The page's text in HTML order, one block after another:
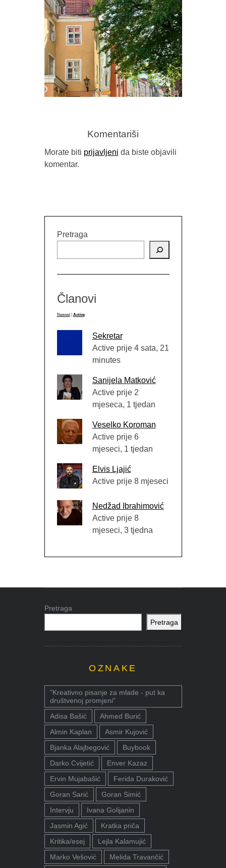
GORAN SARIĆ, “IDILA (NEĆU DA
Komentariši
Morate biti prijavljeni da biste objavili
komentar.
Pretraga
Članovi
Newest Active
Sekretar
Active prije 4 sata, 21
minutes
Sanijela Matković
Active prije 2
mjeseca, 1 tjedan
Veselko Koroman
Active prije 6
mjeseci, 1 tjedan
Elvis Ljajić
Active prije 8 mjeseci
Nedžad Ibrahimović
Active prije 8
mjeseci, 3 tjedna
Pretraga
Pretraga
OZNAKE
"Kreativno pisanje za mlade - put ka
društvenoj promjeni"
Adisa Bašić
Ahmed Burić
Almin Kaplan
Asmir Kujović
Bjanka Alajbegović
Buybook
Darko Cvijetić
Enver Kazaz
Ervin Mujabašić
Ferida Duraković
Goran Sarić
Goran Simić
Intervju
Ivana Golijanin
Jasmin Agić
Kratka priča
Kritika/esej
Lejla Kalamujić
Marko Vešović
Melida Travančić